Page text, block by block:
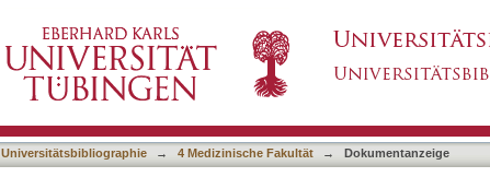
Pressurized intraperitoneal aerosol
and biliary tract cancer
Universitätsbibliographie → 4 Medizinische Fakultät → Dokumentanzeige